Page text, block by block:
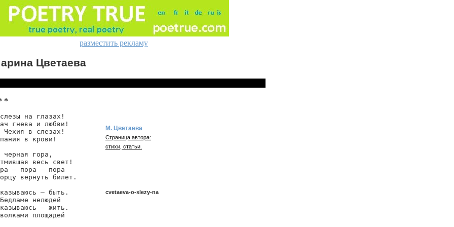
разместить рекламу
Цветаева
*
на глазах!
гнева и любви!
в слезах!
в крови!
гора,
весь свет!
— пора — пора
вернуть билет.
— быть.
нелюдей
— жить.
площадей
М. Цветаева
Страница автора:
стихи, статьи.
cvetaeva-o-slezy-na